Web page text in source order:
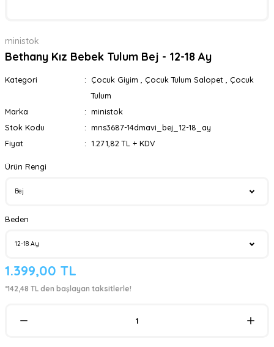
ministok
Bethany Kız Bebek Tulum Bej - 12-18 Ay
Kategori Çocuk Giyim Çocuk Tulum Salopet
Çocuk
Tulum
Marka
ministok
Stok Kodu
mns3687-14dmavi_bej_12-18_ay
Fiyat
1.271,82 TL + KDV
Ürün Rengi
Beden
1.399,00 TL
*142,48 TL den başlayan taksitlerle!